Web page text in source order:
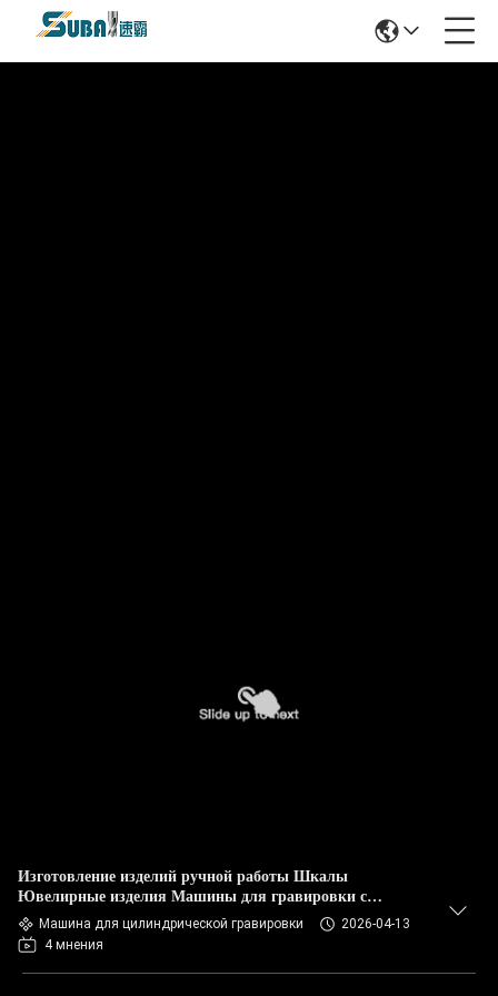
Изготовление изделий ручной работы Шкалы
Ювелирные изделия Машины для гравировки с
помощью ЧПУ
Машина для цилиндрической гравировки
2026-04-13
4 мнения